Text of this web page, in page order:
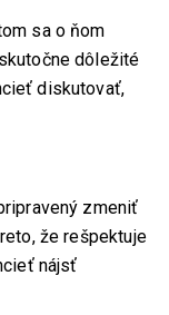
sa o ňom
dôležité
diskutovať,
zmeniť
že rešpektuje
nájsť